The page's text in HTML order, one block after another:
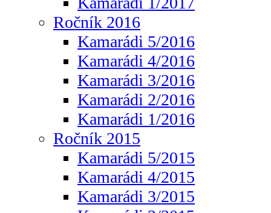
Ročník 2016
Kamarádi 5/2016
Kamarádi 4/2016
Kamarádi 3/2016
Kamarádi 2/2016
Kamarádi 1/2016
Ročník 2015
Kamarádi 5/2015
Kamarádi 4/2015
Kamarádi 3/2015